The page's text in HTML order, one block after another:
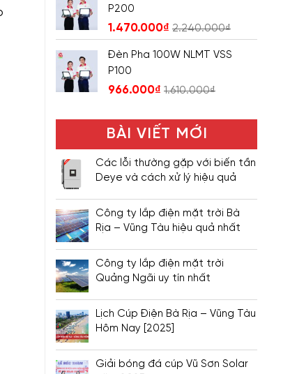
P200
1.470.000₫ 2.240.000₫
Đèn Pha 100W NLMT VSS
P100
966.000₫ 1.610.000₫
BÀI VIẾT MỚI
Các lỗi thường gặp với biến tần
Deye và cách xử lý hiệu quả
Công ty lắp điện mặt trời Bà
Rịa – Vũng Tàu hiệu quả nhất
Công ty lắp điện mặt trời
Quảng Ngãi uy tín nhất
Lịch Cúp Điện Bà Rịa – Vũng Tàu
Hôm Nay [2025]
Giải bóng đá cúp Vũ Sơn Solar